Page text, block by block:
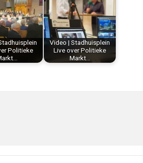
Politieke
Video | Stadhuisplein
Live over Politieke
Markt…